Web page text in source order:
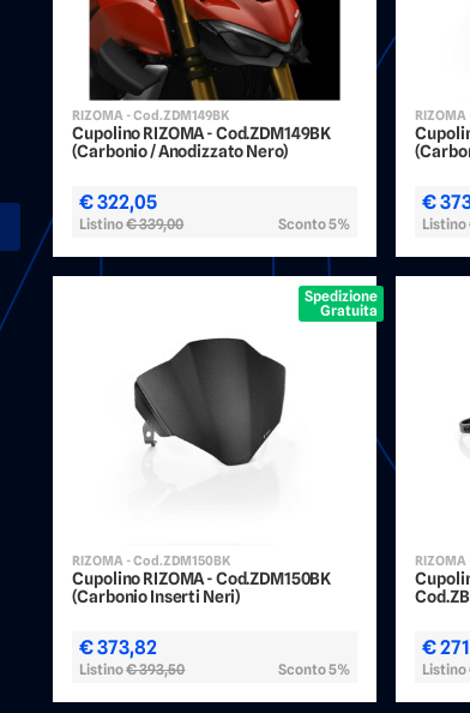
RIZOMA - Cod.ZDM149BK
Cupolino RIZOMA - Cod.ZDM149BK
(Carbonio / Anodizzato Nero)
€ 322,05
Listino€ 339,00 Sconto 5%
€
Listino
Spedizione
Gratuita
RIZOMA - Cod.ZDM150BK
Cupolino RIZOMA - Cod.ZDM150BK
(Carbonio Inserti Neri)
€ 373,82
Listino€ 393,50 Sconto 5%
€
Listino